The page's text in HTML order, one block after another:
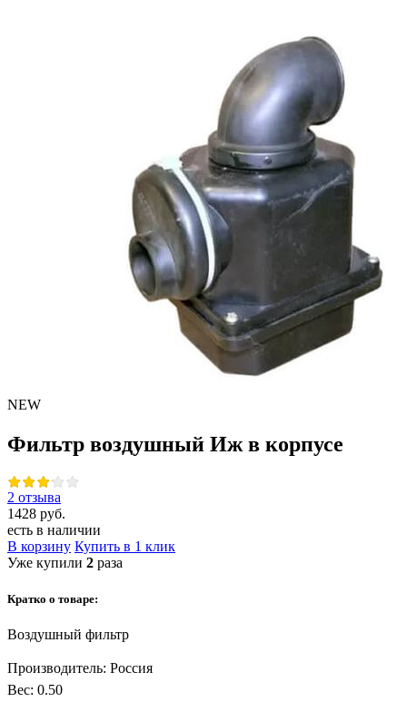
NEW
Фильтр воздушный Иж в корпусе
2 отзыва
1428 руб.
есть в наличии
В корзину Купить в 1 клик
Уже купили 2 раза
Кратко о товаре:
Воздушный фильтр
Производитель: Россия
Вес: 0.50